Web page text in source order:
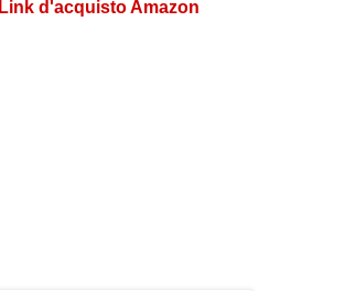
Link d'acquisto Amazon